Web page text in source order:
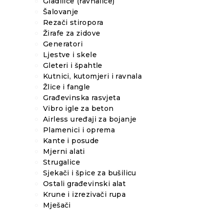
Šalovanje
Rezači stiropora
Žirafe za zidove
Generatori
Ljestve i skele
Gleteri i špahtle
Kutnici, kutomjeri i ravnala
Žlice i fangle
Građevinska rasvjeta
Vibro igle za beton
Airless uređaji za bojanje
Plamenici i oprema
Kante i posude
Mjerni alati
Strugalice
Sjekači i špice za bušilicu
Ostali građevinski alat
Krune i izrezivači rupa
Mješači